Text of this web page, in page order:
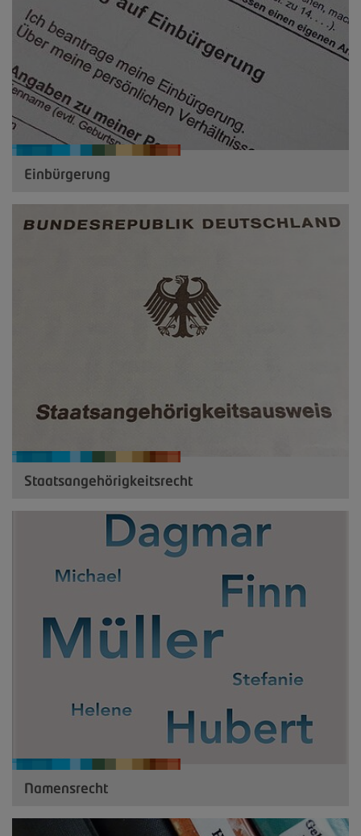
Einbürgerung
Staatsangehörigkeitsrecht
Namensrecht